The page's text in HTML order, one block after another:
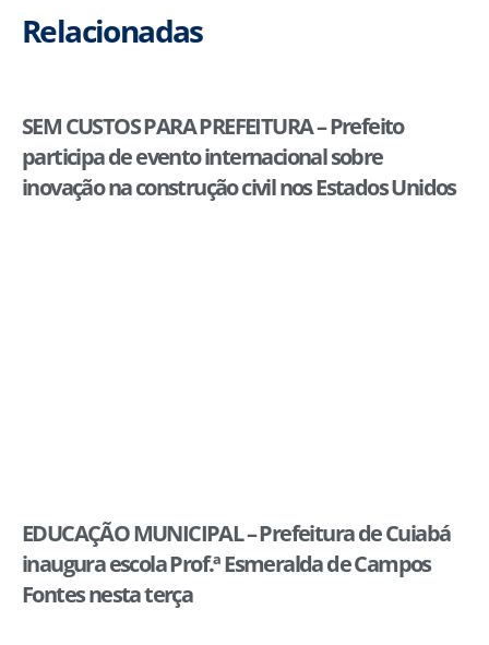
Relacionadas
SEM CUSTOS PARA PREFEITURA – Prefeito
participa de evento internacional sobre
inovação na construção civil nos Estados Unidos
EDUCAÇÃO MUNICIPAL – Prefeitura de Cuiabá
inaugura escola Prof.ª Esmeralda de Campos
Fontes nesta terça